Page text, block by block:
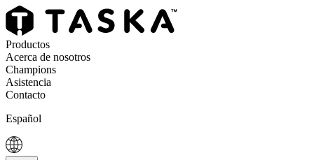
Productos
Acerca de nosotros
Champions
Asistencia
Contacto
Español